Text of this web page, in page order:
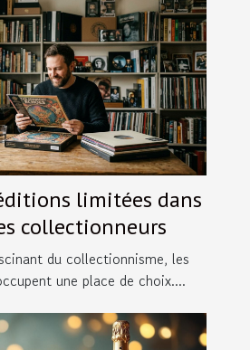
limitées dans
collectionneurs
du collectionnisme, les
une place de choix....